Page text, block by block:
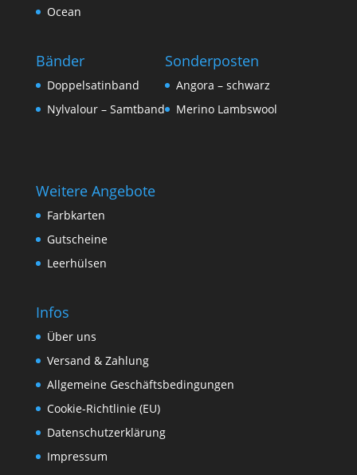
Ocean
Bänder
Doppelsatinband
Nylvalour – Samtband
Sonderposten
Angora – schwarz
Merino Lambswool
Weitere Angebote
Farbkarten
Gutscheine
Leerhülsen
Infos
Über uns
Versand & Zahlung
Allgemeine Geschäftsbedingungen
Cookie-Richtlinie (EU)
Datenschutzerklärung
Impressum